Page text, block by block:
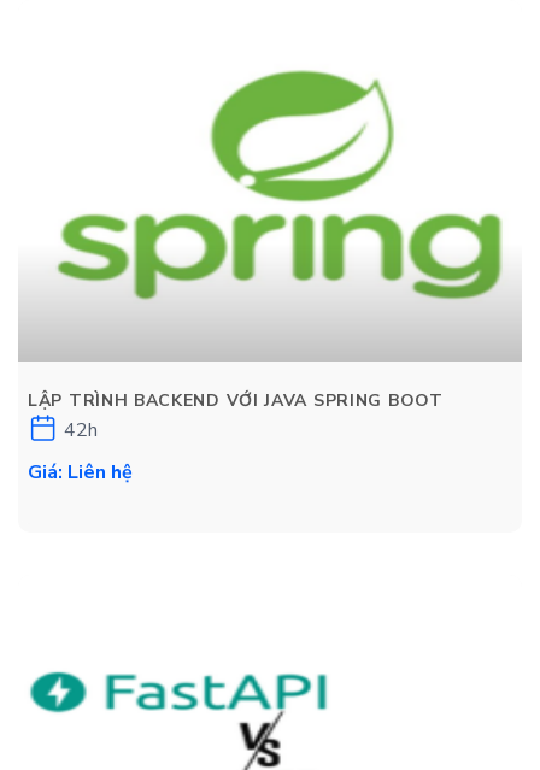
LẬP TRÌNH BACKEND VỚI JAVA SPRING BOOT
42h
Giá: Liên hệ